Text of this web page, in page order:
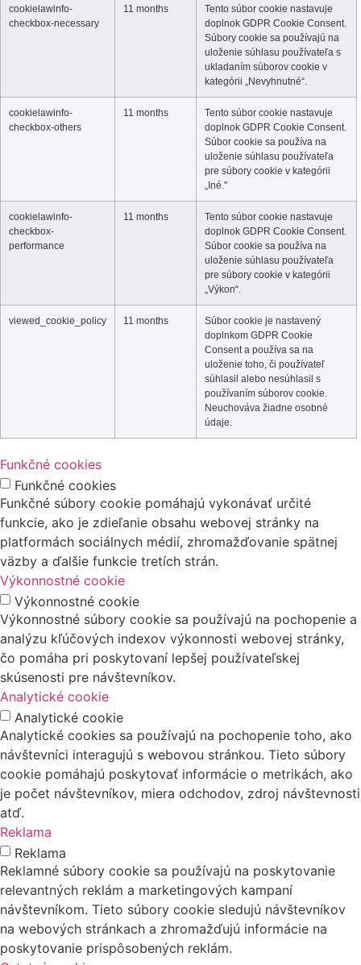
cookielawinfo-
checkbox-necessary
11 months
Tento súbor cookie nastavuje
doplnok GDPR Cookie Consent.
Súbory cookie sa používajú na
uloženie súhlasu používateľa s
ukladaním súborov cookie v
kategórii „Nevyhnutné“.
cookielawinfo-
checkbox-others
11 months
Tento súbor cookie nastavuje
doplnok GDPR Cookie Consent.
Súbor cookie sa používa na
uloženie súhlasu používateľa
pre súbory cookie v kategórii
„Iné."
cookielawinfo-
checkbox-
performance
11 months
Tento súbor cookie nastavuje
doplnok GDPR Cookie Consent.
Súbor cookie sa používa na
uloženie súhlasu používateľa
pre súbory cookie v kategórii
„Výkon“.
viewed_cookie_policy 11 months
Súbor cookie je nastavený
doplnkom GDPR Cookie
Consent a používa sa na
uloženie toho, či používateľ
súhlasil alebo nesúhlasil s
používaním súborov cookie.
Neuchováva žiadne osobné
údaje.
Funkčné cookies
Funkčné cookies
Funkčné súbory cookie pomáhajú vykonávať určité
funkcie, ako je zdieľanie obsahu webovej stránky na
platformách sociálnych médií, zhromažďovanie spätnej
väzby a ďalšie funkcie tretích strán.
Výkonnostné cookie
Výkonnostné cookie
Výkonnostné súbory cookie sa používajú na pochopenie a
analýzu kľúčových indexov výkonnosti webovej stránky,
čo pomáha pri poskytovaní lepšej používateľskej
skúsenosti pre návštevníkov.
Analytické cookie
Analytické cookie
Analytické cookies sa používajú na pochopenie toho, ako
návštevníci interagujú s webovou stránkou. Tieto súbory
cookie pomáhajú poskytovať informácie o metrikách, ako
je počet návštevníkov, miera odchodov, zdroj návštevnosti
atď.
Reklama
Reklama
Reklamné súbory cookie sa používajú na poskytovanie
relevantných reklám a marketingových kampaní
návštevníkom. Tieto súbory cookie sledujú návštevníkov
na webových stránkach a zhromažďujú informácie na
poskytovanie prispôsobených reklám.